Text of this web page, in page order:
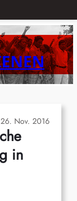
26. Nov. 2016
in